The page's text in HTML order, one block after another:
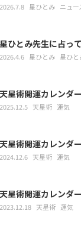
2026.7.8 星ひとみ ニュー
星ひとみ先生に占っ
2026.4.6 星ひとみ 星ひと
天星術開運カレンダ
2025.12.5 天星術 運気
天星術開運カレンダ
2024.12.6 天星術 運気
天星術開運カレンダ
2023.12.18 天星術 運気